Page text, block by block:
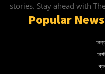
stories. Stay ahead with
Popular